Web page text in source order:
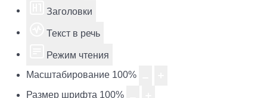
Заголовки
Текст в речь
Режим чтения
Масштабирование 100%
Размер шрифта 100%